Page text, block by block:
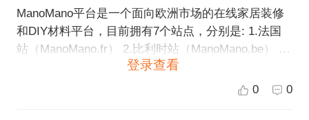
ManoMano平台是一个面向欧洲市场的在线家居装修
和DIY材料平台，目前拥有7个站点，分别是: 1.法国
站（ManoMano.fr） 2.比利时站（ManoMano.be） 3.
意大利站（ManoMano.it） 4.西班牙站（ManoMano.e
s） 5.德国站（ManoMano.de） 6.英国站（ManoMan
登录查看
0 0